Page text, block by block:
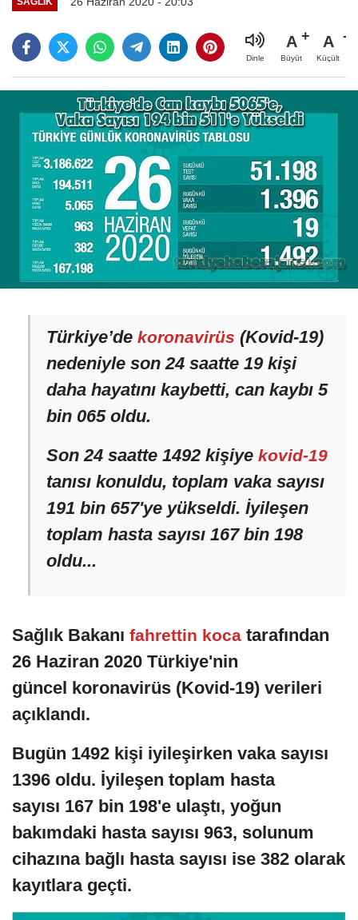
Dinle
A
Büyüt
A
Küçült
Türkiye’de koronavirüs (Kovid-19)
nedeniyle son 24 saatte 19 kişi
daha hayatını kaybetti, can kaybı 5
bin 065 oldu.
Son 24 saatte 1492 kişiye kovid-19
tanısı konuldu, toplam vaka sayısı
191 bin 657'ye yükseldi. İyileşen
toplam hasta sayısı 167 bin 198
oldu...
Sağlık Bakanı fahrettin koca tarafından
26 Haziran 2020 Türkiye'nin
güncel koronavirüs (Kovid-19) verileri
açıklandı.
Bugün 1492 kişi iyileşirken vaka sayısı
1396 oldu. İyileşen toplam hasta
sayısı 167 bin 198'e ulaştı, yoğun
bakımdaki hasta sayısı 963, solunum
cihazına bağlı hasta sayısı ise 382 olarak
kayıtlara geçti.